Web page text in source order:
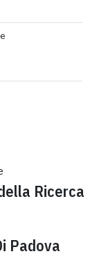
Ricerca
Padova